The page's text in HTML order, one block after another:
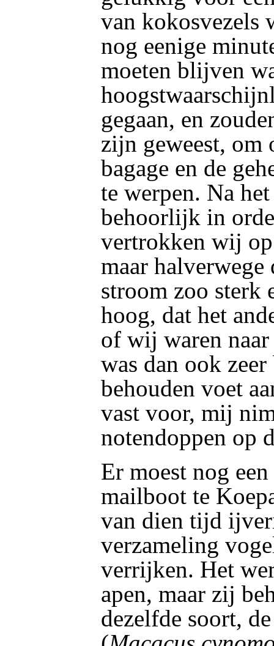
van kokosvezels
nog eenige
moeten blijven
gegaan, en
zijn geweest, om
bagage en de
te werpen. Na
behoorlijk in
vertrokken wij
maar halverwege
stroom zoo sterk
hoog, dat het
of wij waren
was dan ook
behouden voet
vast voor, mij
notendoppen op
Er moest nog
mailboot te
van dien tijd
verzameling
verrijken. Het
apen, maar zij
dezelfde soort,